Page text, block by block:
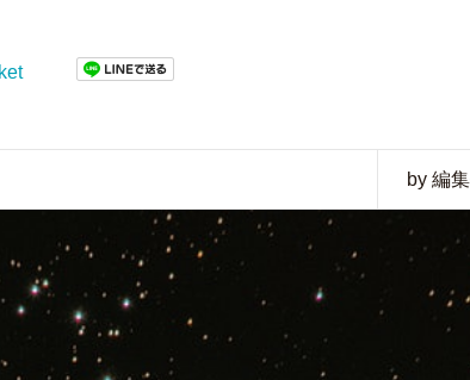
by 編